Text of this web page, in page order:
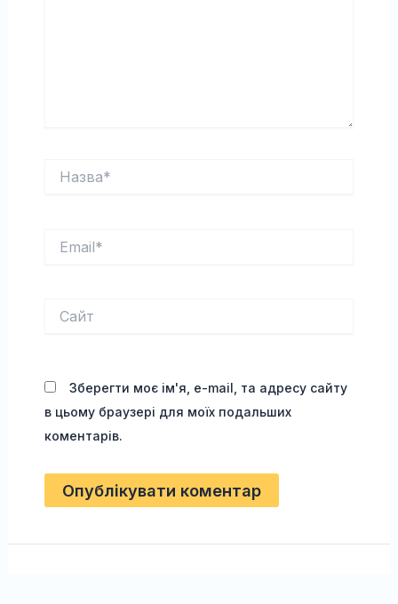
Зберегти моє ім'я, e-mail, та адресу сайту
в цьому браузері для моїх подальших
коментарів.